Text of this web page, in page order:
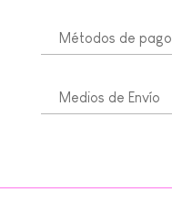
Métodos de pago
Medios de Envío